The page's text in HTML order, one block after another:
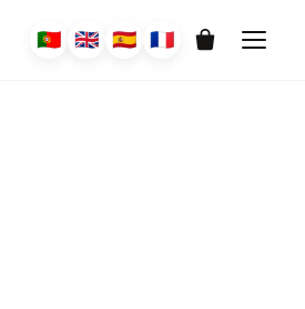
🇵🇹 🇬🇧 🇪🇸 🇫🇷